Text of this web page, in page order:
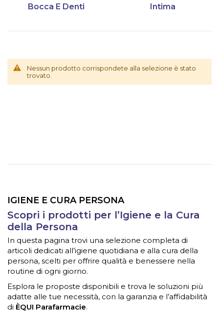
Bocca E Denti Intima
Nessun prodotto corrispondete alla selezione è stato
trovato.
IGIENE E CURA PERSONA
Scopri i prodotti per l’Igiene e la Cura
della Persona
In questa pagina trovi una selezione completa di
articoli dedicati all’igiene quotidiana e alla cura della
persona, scelti per offrire qualità e benessere nella
routine di ogni giorno.
Esplora le proposte disponibili e trova le soluzioni più
adatte alle tue necessità, con la garanzia e l’affidabilità
di ÈQUI Parafarmacie.